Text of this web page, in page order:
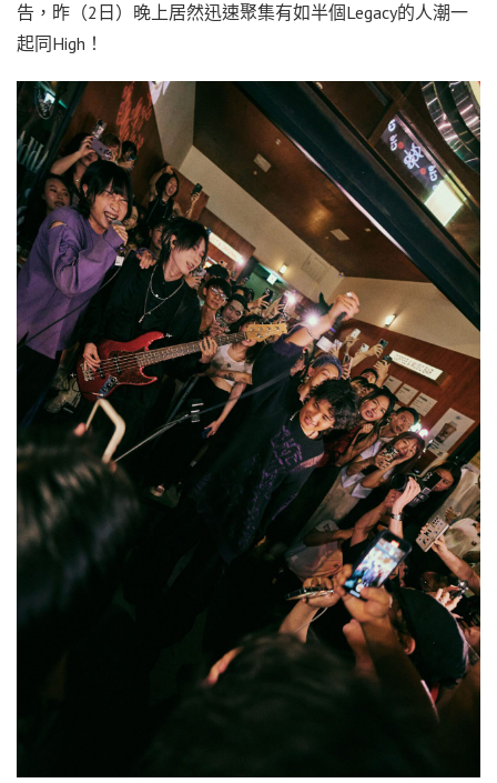
告，昨（2日）晚上居然迅速聚集有如半個Legacy的人潮一
起同High！